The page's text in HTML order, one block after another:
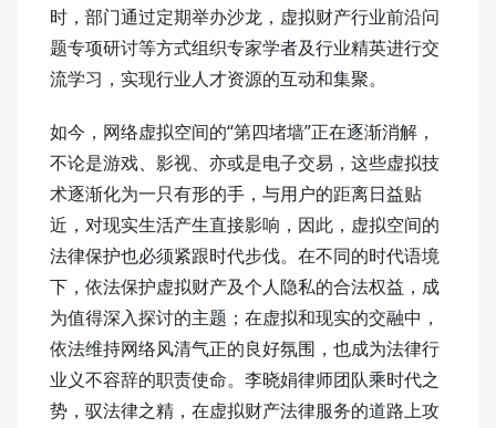
时，部门通过定期举办沙龙，虚拟财产行业前沿问
题专项研讨等方式组织专家学者及行业精英进行交
流学习，实现行业人才资源的互动和集聚。
如今，网络虚拟空间的“第四堵墙”正在逐渐消解，
不论是游戏、影视、亦或是电子交易，这些虚拟技
术逐渐化为一只有形的手，与用户的距离日益贴
近，对现实生活产生直接影响，因此，虚拟空间的
法律保护也必须紧跟时代步伐。在不同的时代语境
下，依法保护虚拟财产及个人隐私的合法权益，成
为值得深入探讨的主题；在虚拟和现实的交融中，
依法维持网络风清气正的良好氛围，也成为法律行
业义不容辞的职责使命。李晓娟律师团队乘时代之
势，驭法律之精，在虚拟财产法律服务的道路上攻